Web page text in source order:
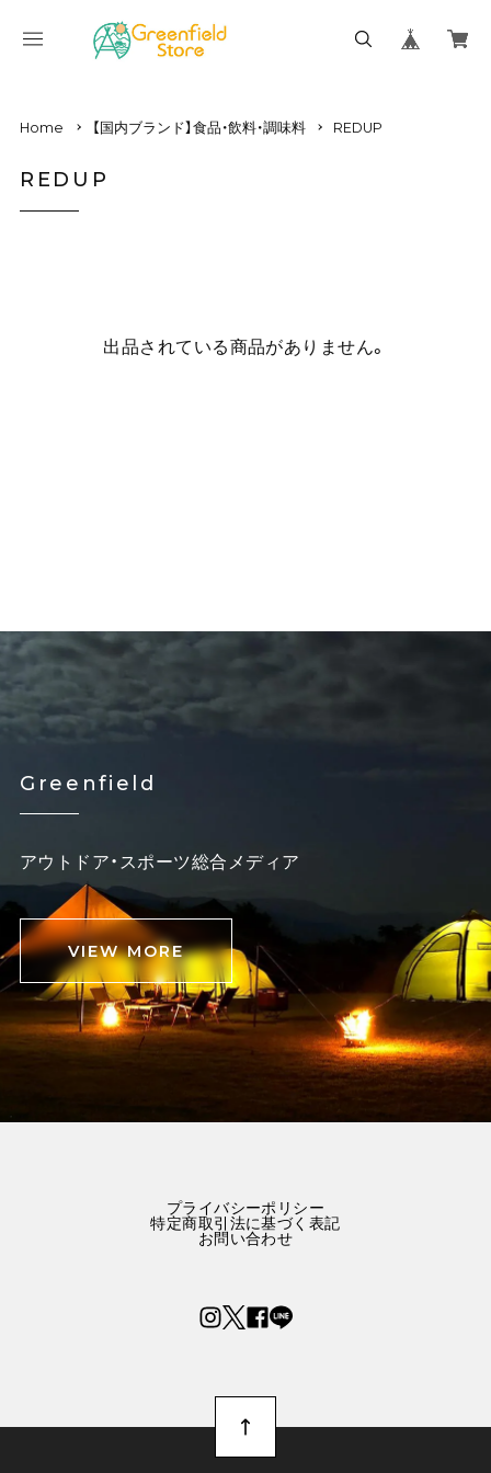
Home 【国内ブランド】食品・飲料・調味料 REDUP
REDUP
出品されている商品がありません。
Greenfield
アウトドア・スポーツ総合メディア
VIEW MORE
プライバシーポリシー
特定商取引法に基づく表記
お問い合わせ